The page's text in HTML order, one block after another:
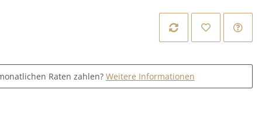
Raten zahlen? Weitere Informationen